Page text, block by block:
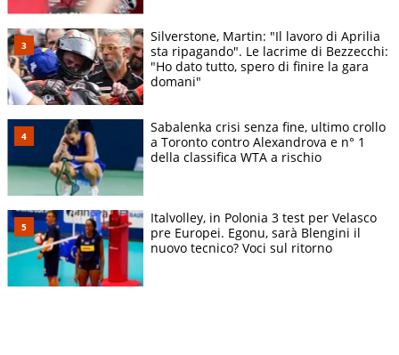
Silverstone, Martin: "Il lavoro di Aprilia
sta ripagando". Le lacrime di Bezzecchi:
"Ho dato tutto, spero di finire la gara
domani"
Sabalenka crisi senza fine, ultimo crollo
a Toronto contro Alexandrova e n° 1
della classifica WTA a rischio
Italvolley, in Polonia 3 test per Velasco
pre Europei. Egonu, sarà Blengini il
nuovo tecnico? Voci sul ritorno